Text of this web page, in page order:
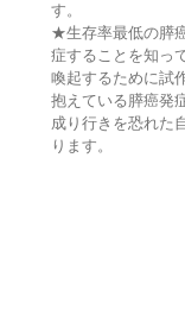
す。
★生存率最低の膵
症することを知っ
喚起するために試
抱えている膵癌発
成り行きを恐れた
ります。